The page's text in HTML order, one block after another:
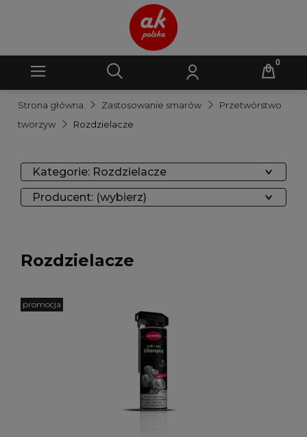
Strona główna Zastosowanie smarów
Przetwórstwo
tworzyw
Rozdzielacze
Kategorie: Rozdzielacze
Producent: (wybierz)
Rozdzielacze
promocja